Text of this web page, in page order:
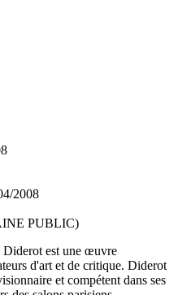
2008
PUBLIC)
est une œuvre
d'art et de critique. Diderot
et compétent dans ses